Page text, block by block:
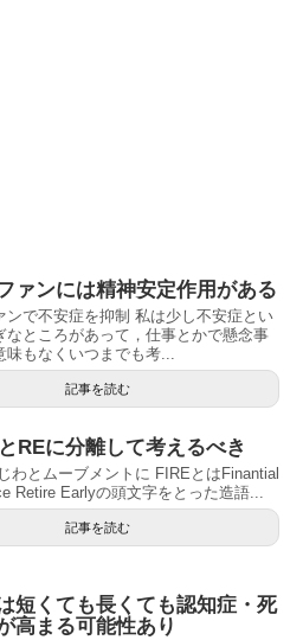
ァンには精神安定作用がある
ンで不安症を抑制 私は少し不安症とい
なところがあって，仕事とかで懸念事
味もなくいつまでも考...
記事を読む
REに分離して考えるべき
わとムーブメントに FIREとはFinantial
Retire Earlyの頭文字をとった造語...
記事を読む
短くても長くても認知症・死
高まる可能性あり